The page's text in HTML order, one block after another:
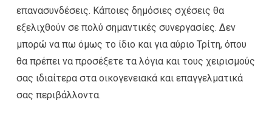
επανασυνδέσεις. Κάποιες δημόσιες σχέσεις θα
εξελιχθούν σε πολύ σημαντικές συνεργασίες. Δεν
μπορώ να πω όμως το ίδιο και για αύριο Τρίτη, όπου
θα πρέπει να προσέξετε τα λόγια και τους χειρισμούς
σας ιδιαίτερα στα οικογενειακά και επαγγελματικά
σας περιβάλλοντα.